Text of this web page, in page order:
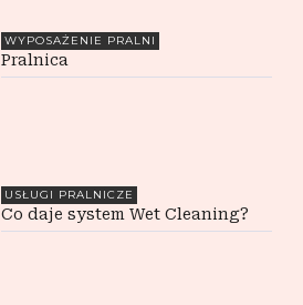
WYPOSAŻENIE PRALNI
Pralnica
USŁUGI PRALNICZE
Co daje system Wet Cleaning?